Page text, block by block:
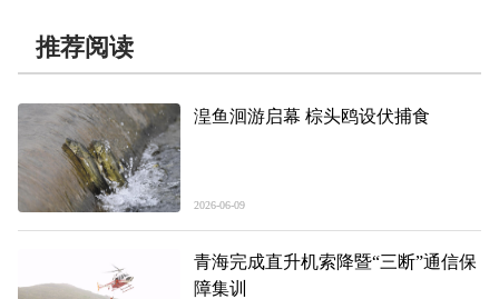
推荐阅读
湟鱼洄游启幕 棕头鸥设伏捕食
2026-06-09
青海完成直升机索降暨“三断”通信保
障集训